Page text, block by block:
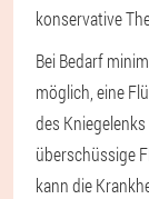
konservative
Bei Bedarf
möglich, eine
des
überschüssige
kann die